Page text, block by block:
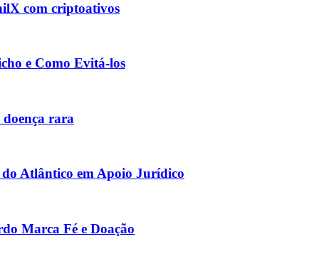
com criptoativos
e Como Evitá-los
rara
Atlântico em Apoio Jurídico
Marca Fé e Doação